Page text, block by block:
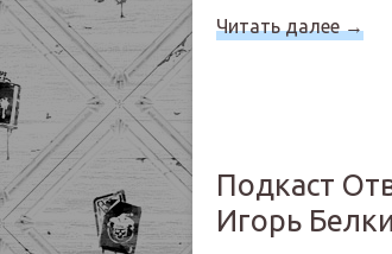
Читать далее→
Подкаст
Игорь